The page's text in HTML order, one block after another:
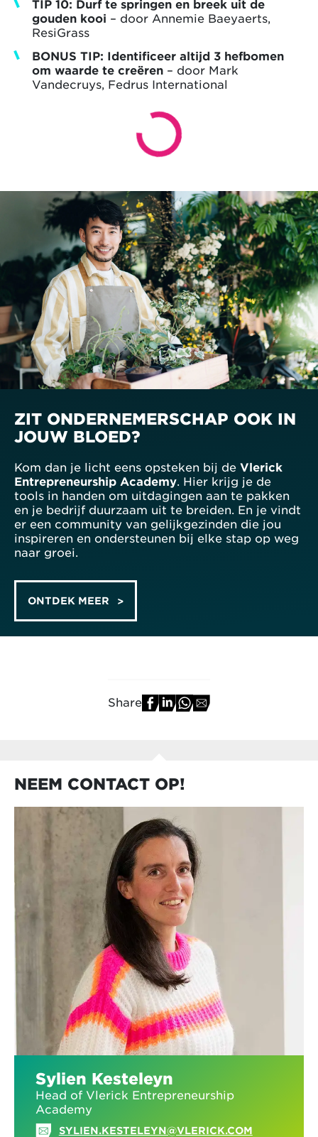
TIP 10: Durf te springen en breek uit de
gouden kooi – door Annemie Baeyaerts,
ResiGrass
BONUS TIP: Identificeer altijd 3 hefbomen
om waarde te creëren – door Mark
Vandecruys, Fedrus International
ZIT ONDERNEMERSCHAP OOK IN
JOUW BLOED?
Kom dan je licht eens opsteken bij de Vlerick
Entrepreneurship Academy. Hier krijg je de
tools in handen om uitdagingen aan te pakken
en je bedrijf duurzaam uit te breiden. En je vindt
er een community van gelijkgezinden die jou
inspireren en ondersteunen bij elke stap op weg
naar groei.
ONTDEK MEER
Share
NEEM CONTACT OP!
Sylien Kesteleyn
Head of Vlerick Entrepreneurship
Academy
SYLIEN.KESTELEYN@VLERICK.COM